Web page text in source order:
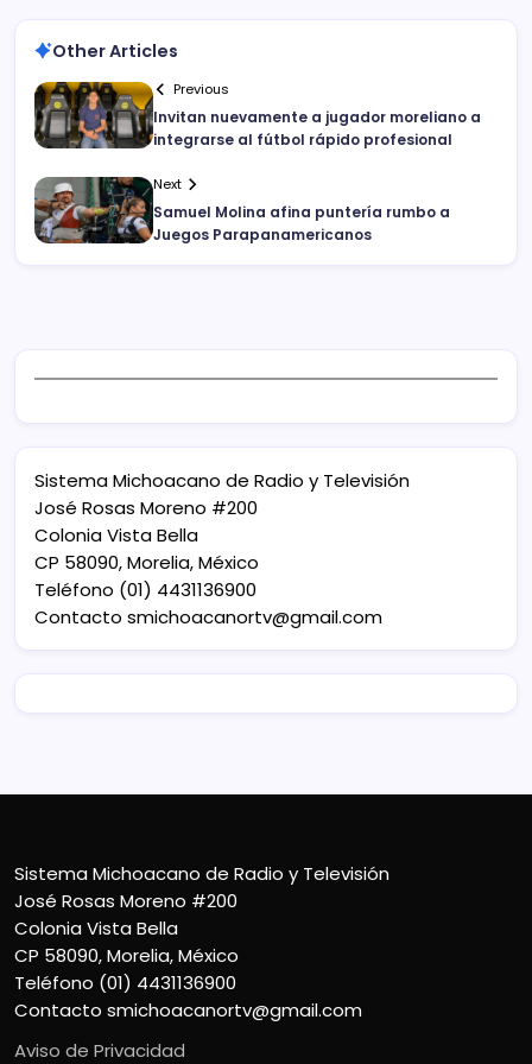
Other Articles
Previous
Invitan nuevamente a jugador moreliano a
integrarse al fútbol rápido profesional
Next
Samuel Molina afina puntería rumbo a
Juegos Parapanamericanos
Sistema Michoacano de Radio y Televisión
José Rosas Moreno #200
Colonia Vista Bella
CP 58090, Morelia, México
Teléfono (01) 4431136900
Contacto smichoacanortv@gmail.com
Sistema Michoacano de Radio y Televisión
José Rosas Moreno #200
Colonia Vista Bella
CP 58090, Morelia, México
Teléfono (01) 4431136900
Contacto smichoacanortv@gmail.com
Aviso de Privacidad